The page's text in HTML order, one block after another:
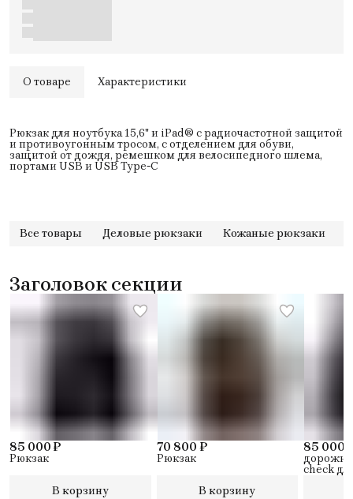
О товаре Характеристики
Рюкзак для ноутбука 15,6" и iPad® с радиочастотной защитой
и противоугонным тросом, с отделением для обуви,
защитой от дождя, ремешком для велосипедного шлема,
портами USB и USB Type-C
Все товары Деловые рюкзаки Кожаные рюкзаки
Заголовок секции
85 000 ₽
Рюкзак
В корзину
70 800 ₽
Рюкзак
В корзину
85 000
check